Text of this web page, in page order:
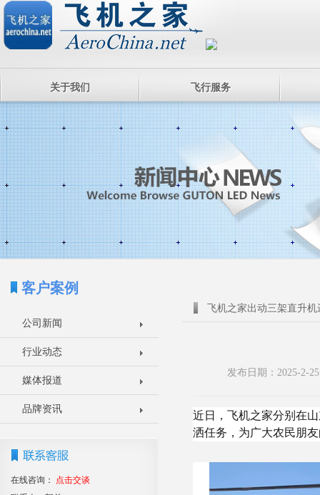
关于我们 飞行服务
客户案例
公司新闻
行业动态
媒体报道
品牌资讯
在线咨询：
点击交谈
飞机之家出动三架直升
发布日期：2025-2-
近日，飞机之家分别在
洒任务，为广大农民朋